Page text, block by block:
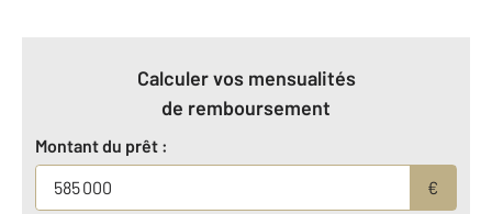
Calculer vos mensualités
de remboursement
Montant du prêt :
€